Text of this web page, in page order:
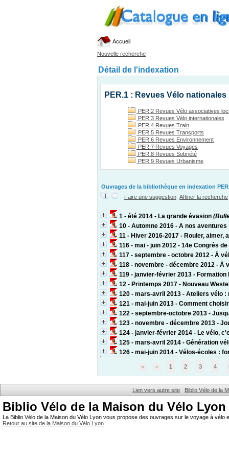
Accueil
Nouvelle recherche
Détail de l'indexation
PER.1 : Revues Vélo nationales
PER.2 Revues Vélo associatives
PER.3 Revues Vélo internationales
PER.4 Revues Train
PER.5 Revues Transports
PER.6 Revues Environnement
PER.7 Revues Voyages
PER.8 Revues Sobriété
PER.9 Revues Urbanisme
Ouvrages de la bibliothèque en indexation
Faire une suggestion Affiner la recherche
1 - été 2014 - La grande évasion
10 - Automne 2016 - A nos
11 - Hiver 2016-2017 - Rouler, aimer,
116 - mai - juin 2012 - 14e Congrès
117 - septembre - octobre 2012 - À
118 - novembre - décembre 2012 -
119 - janvier-février 2013 - Formation
12 - Printemps 2017 - Nouveau
120 - mars-avril 2013 - Ateliers vélo
121 - mai-juin 2013 - Comment
122 - septembre-octobre 2013 -
123 - novembre - décembre 2013 -
124 - janvier-février 2014 - Le vélo,
125 - mars-avril 2014 - Génération
126 - mai-juin 2014 - Vélos-écoles :
1 2 3 4
Lien vers autre site Biblio Vélo de la
Biblio Vélo de la Maison du Vélo Lyon
La Biblio Vélo de la Maison du Vélo Lyon vous propose des ouvrages sur le voyage à
Retour au site de la Maison du Vélo Lyon